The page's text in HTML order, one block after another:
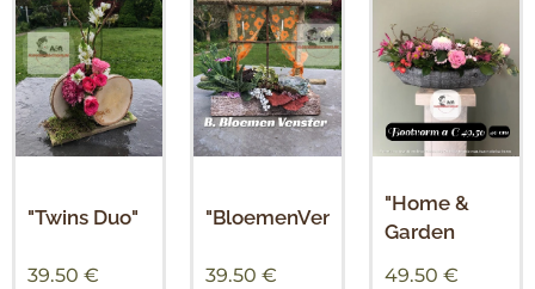
"Twins Duo"
39.50 €
"BloemenVenster"
39.50 €
"Home &
Garden
49.50 €